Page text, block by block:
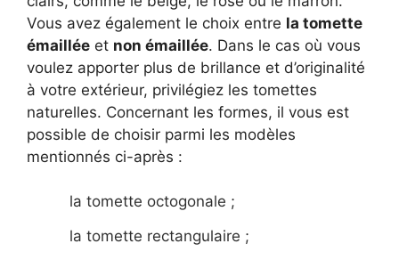
Vous avez également le choix entre la tomette
émaillée et non émaillée. Dans le cas où vous
voulez apporter plus de brillance et d’originalité
à votre extérieur, privilégiez les tomettes
naturelles. Concernant les formes, il vous est
possible de choisir parmi les modèles
mentionnés ci-après :
la tomette octogonale ;
la tomette rectangulaire ;